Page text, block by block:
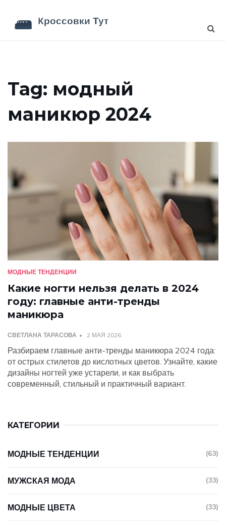
Tag: модный
маникюр 2024
МОДНЫЕ ТЕНДЕНЦИИ
Какие ногти нельзя делать в 2024
году: главные анти-тренды
маникюра
СВЕТЛАНА ТАРАСОВА 2 МАЯ 2026
Разбираем главные анти-тренды маникюра 2024 года:
от острых стилетов до кислотных цветов. Узнайте, какие
дизайны ногтей уже устарели, и как выбрать
современный, стильный и практичный вариант.
КАТЕГОРИИ
МОДНЫЕ ТЕНДЕНЦИИ (63)
МУЖСКАЯ МОДА (33)
МОДНЫЕ ЦВЕТА (33)